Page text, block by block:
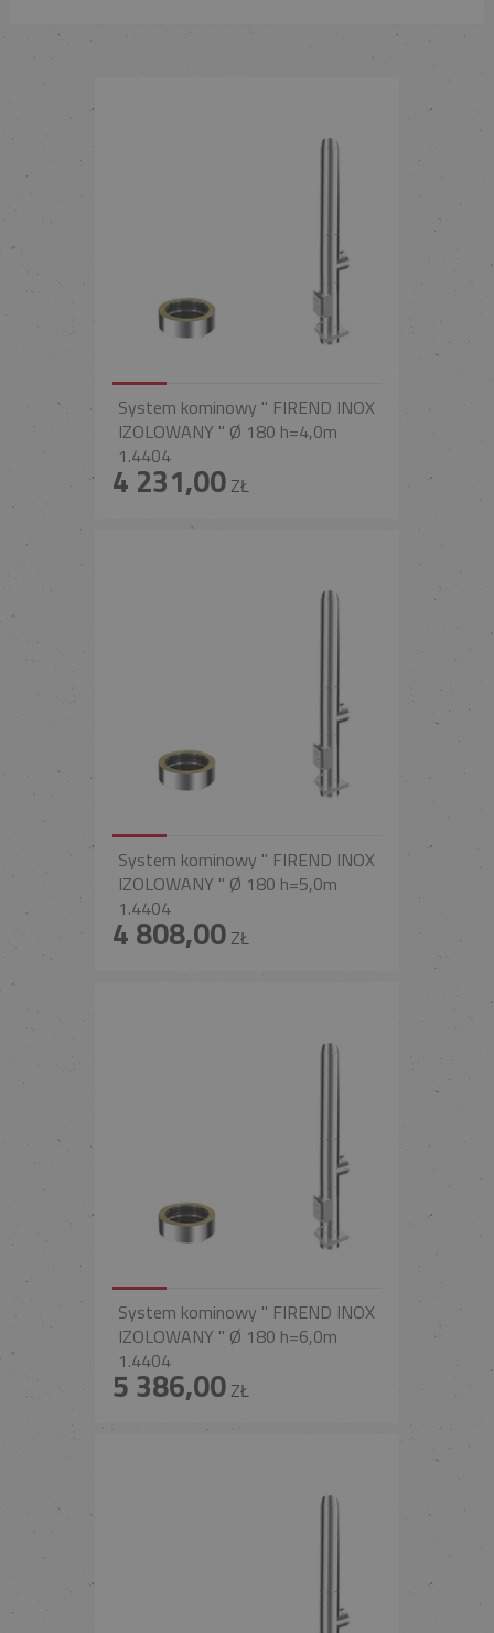
System kominowy " FIREND INOX
IZOLOWANY " Ø 180 h=4,0m
1.4404
4 231,00ZŁ
System kominowy " FIREND INOX
IZOLOWANY " Ø 180 h=5,0m
1.4404
4 808,00ZŁ
System kominowy " FIREND INOX
IZOLOWANY " Ø 180 h=6,0m
1.4404
5 386,00ZŁ